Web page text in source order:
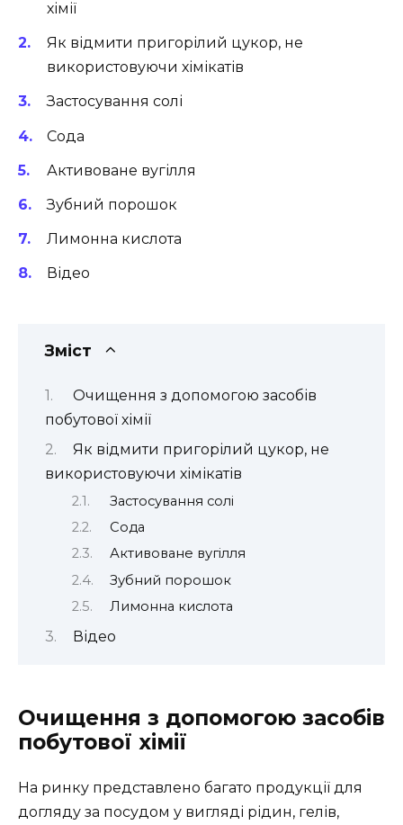
хімії
Як відмити пригорілий цукор, не
використовуючи хімікатів
Застосування солі
Сода
Активоване вугілля
Зубний порошок
Лимонна кислота
Відео
Зміст
Очищення з допомогою засобів
побутової хімії
Як відмити пригорілий цукор, не
використовуючи хімікатів
Застосування солі
Сода
Активоване вугілля
Зубний порошок
Лимонна кислота
Відео
Очищення з допомогою засобів
побутової хімії
На ринку представлено багато продукції для
догляду за посудом у вигляді рідин, гелів,